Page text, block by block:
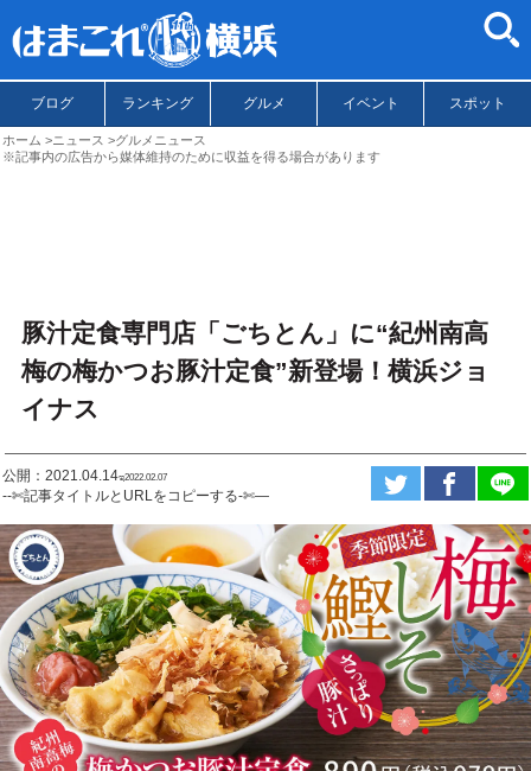
ブログ ランキング グルメ イベント スポット
ホーム ニュース
グルメニュース
※記事内の広告から媒体維持のために収益を得る場合があります
豚汁定食専門店「ごちとん」に“紀州南高
梅の梅かつお豚汁定食”新登場！横浜ジョ
イナス
公開：2021.04.14ಇ2022.02.07
--✄記事タイトルとURLをコピーする-✄—